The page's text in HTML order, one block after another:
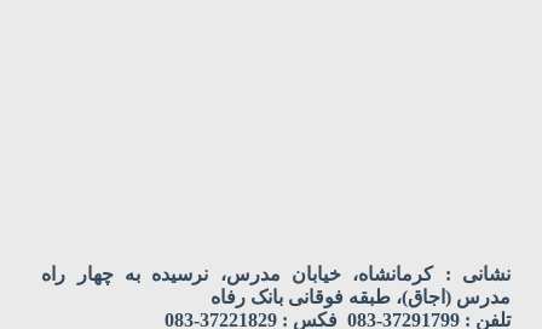
نشانی : کرمانشاه، خیابان مدرس، نرسیده به چهار راه
مدرس (اجاق)، طبقه فوقانی بانک رفاه
تلفن : 37291799-083 فکس : 37221829-083